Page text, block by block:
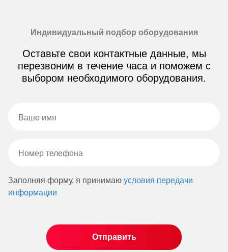
Индивидуальный подбор оборудования
Оставьте свои контактные данные, мы
перезвоним в течение часа и поможем с
выбором необходимого оборудования.
Заполняя форму, я принимаю условия передачи
информации